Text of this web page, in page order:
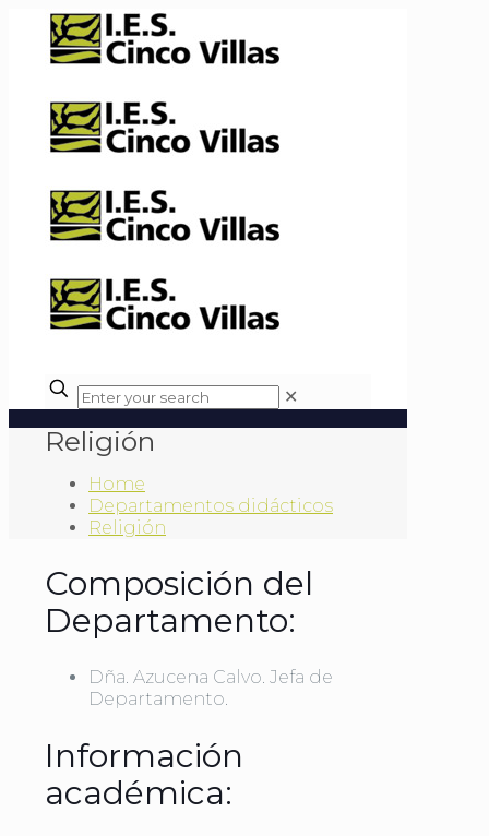
✕
Religión
Home
Departamentos didácticos
Religión
Composición del
Departamento:
Dña. Azucena Calvo. Jefa de
Departamento.
Información
académica: